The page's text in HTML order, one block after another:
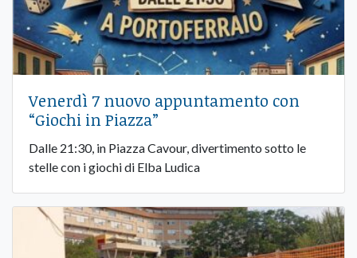
Venerdì 7 nuovo appuntamento con
“Giochi in Piazza”
Dalle 21:30, in Piazza Cavour, divertimento sotto le
stelle con i giochi di Elba Ludica